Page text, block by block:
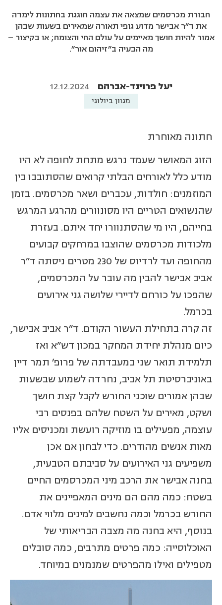
חבורת מכרסמים שמצאה את עצמה חוגגת בחתונות לימדה
את ד"ר אבישר מדוע גופי תאורה שמאירים בשעות שבהן
אמור להיות חושך מאיימים על עולם החי והצומח; או בקיצור –
מה הבעיה ב"זיהום אור".
יעל פרוינד-אברהם 12.12.2024
מגוון ביולוגי
חתונה מאוחרת
הזוג המאושר שעמד נרגש מתחת לחופה לא היו
מודע כלל לאורחים הבלתי קרואים שהסתובבו בין
המוזמנים: חולדות, עכברים ושאר מכרסמים. בזמן
שהנשואים הטריים היו מסונוורים מהרגע המרגש
בחייהם, היו מי שהסתנוורו יחד איתם. בעזרת
מלכודות מכרסמים שהוצבו במרחקים קבועים
מהחופה ועד לרדיוס של 230 מטרים ניסתה ד"ר
אביב אבישר להבין מה עובר על המכרסמים,
שהפכו על כורחם לדיירי שלושה גני אירועים
בכרמל.
זה קרה בתחילת העשור הקודם. ד"ר אביב אבישר,
כיום מנהלת יחידת המחקר במכון דש"א ואז
תלמידת תואר שני במעבדתה של פרופ' תמר דיין
באוניברסיטת תל אביב, נחרדה לשמוע שבשעות
שבהן אמורים שוכני החורש לקבל קצת חושך
ושקט, מאירים על השטח שלהם בפנסים רבי
עוצמה, מפעילים בו מוזיקה רועשת ומכניסים אליו
מאות אנשים מהודרים. כדי לבחון אם אכן
משפיעים גני האירועים על סביבתם הטבעית,
בחנה אבישר את הרכב מיני המכרסמים החיים
בשטח: כמה מהם הם מינים המאפיינים את
החורש בכרמל וכמה נחשבים למינים מלווי אדם.
בנוסף, היא בחנה מה מצבה הבריאותי של
האוכלוסייה: כמה פרטים מתרבים, כמה סובלים
מטפילים ואילו מהפרטים שמנמנים במיוחד.